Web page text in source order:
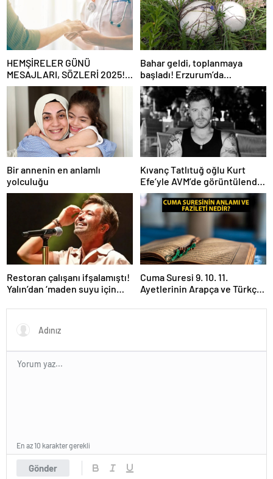
HEMŞİRELER GÜNÜ
MESAJLARI, SÖZLERİ 2025!
Sevgiliye, arkadaşa, eşe
anlamlı, resimli Hemşireler
Günü ile ilgili sözler…
Bahar geldi, toplanmaya
başladı! Erzurum’da
vatandaşlara zehirli mantar
uyarısı: Ölümcül olabilir
Bir annenin en anlamlı
yolculuğu
Kıvanç Tatlıtuğ oğlu Kurt
Efe’yle AVM’de görüntülendi!
“Birlikte geçirdiğimi her an..”
Restoran çalışanı ifşalamıştı!
Yalın’dan ‘maden suyu için
geldi: Eğer istemeden birini
kırmışsam…
Cuma Suresi 9. 10. 11.
Ayetlerinin Arapça ve Türkçe
Suresinin Anlamı ve Fazileti
Gönder
En az 10 karakter gerekli